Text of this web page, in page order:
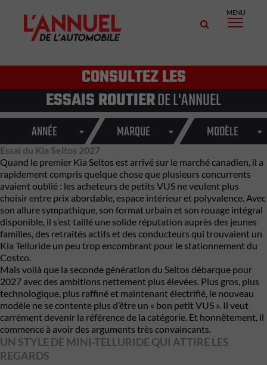
MENU
CONSULTEZ LES
ESSAIS ROUTIERDE L'ANNUEL
ANNÉE MARQUE MODÈLE
Essai du Kia Seltos 2027
Quand le premier Kia Seltos est arrivé sur le marché canadien, il a
rapidement compris quelque chose que plusieurs concurrents
avaient oublié : les acheteurs de petits VUS ne veulent plus
choisir entre prix abordable, espace intérieur et polyvalence. Avec
son allure sympathique, son format urbain et son rouage intégral
disponible, il s’est taillé une solide réputation auprès des jeunes
familles, des retraités actifs et des conducteurs qui trouvaient un
Kia Telluride un peu trop encombrant pour le stationnement du
Costco.
Mais voilà que la seconde génération du Seltos débarque pour
2027 avec des ambitions nettement plus élevées. Plus gros, plus
technologique, plus raffiné et maintenant électrifié, le nouveau
modèle ne se contente plus d’être un « bon petit VUS ». Il veut
carrément devenir la référence de la catégorie. Et honnêtement, il
commence à avoir des arguments très convaincants.
UN STYLE DE MINI-TELLURIDE QUI ATTIRE LES
REGARDS